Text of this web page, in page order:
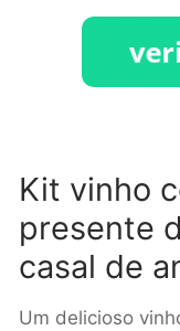
Kit vinho
presente
casal de
Um delicioso